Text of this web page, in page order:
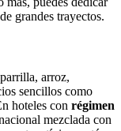
grandes trayectos.
arroz,
sencillos como
hoteles con régimen
mezclada con